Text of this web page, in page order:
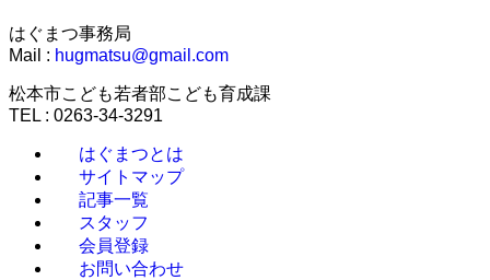
はぐまつ事務局
Mail : hugmatsu@gmail.com
松本市こども若者部こども育成課
TEL : 0263-34-3291
はぐまつとは
サイトマップ
記事一覧
スタッフ
会員登録
お問い合わせ